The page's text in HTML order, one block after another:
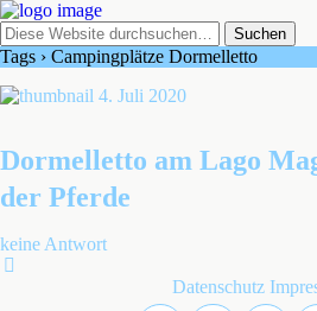
Tags › Campingplätze Dormelletto
4. Juli 2020
Dormelletto am Lago
der Pferde
keine Antwort
Datenschutz